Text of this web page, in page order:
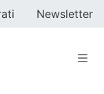
Newsletter